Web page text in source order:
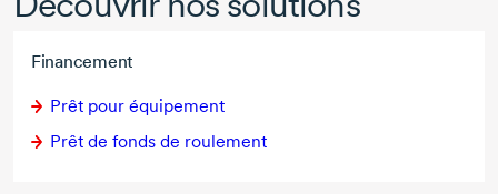
Financement
Prêt pour équipement
Prêt de fonds de roulement